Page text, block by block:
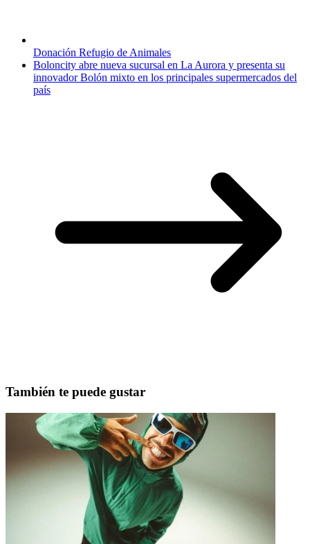
Donación Refugio de Animales
Boloncity abre nueva sucursal en La Aurora y presenta su
innovador Bolón mixto en los principales supermercados del
país
También te puede gustar